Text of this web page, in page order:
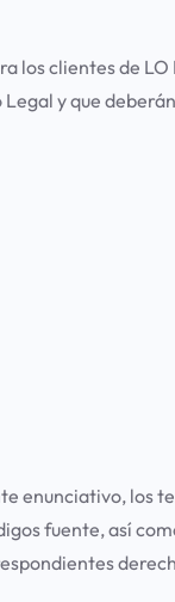
los clientes de
y que
enunciativo, los
fuente, así